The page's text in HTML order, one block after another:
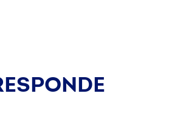
a comunidade local.